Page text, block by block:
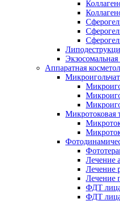
Аппаратная
Микротоковая
Лечение
Лечение
Лечение
ФДТ
ФДТ